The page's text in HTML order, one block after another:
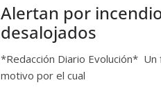
Alertan por
desalojados
*Redacción Diario Evolución*
motivo por el cual